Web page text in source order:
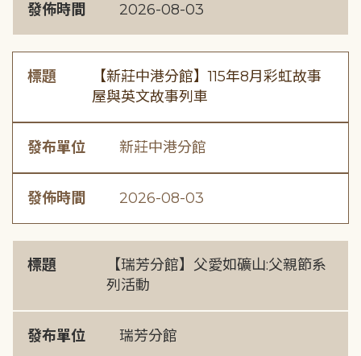
發佈時間 2026-08-03
標題
【新莊中港分館】115年8月彩虹故事
屋與英文故事列車
發布單位 新莊中港分館
發佈時間 2026-08-03
標題
【瑞芳分館】父愛如礦山:父親節系
列活動
發布單位 瑞芳分館